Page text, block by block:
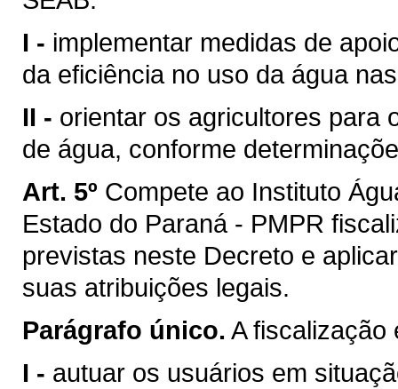
I - implementar medidas de
da eficiência no uso da água
II - orientar os agricultores para
de água, conforme
Art. 5º Compete ao Instituto
Estado do Paraná - PMPR
previstas neste Decreto e
suas atribuições legais.
Parágrafo único. A fiscalização
I - autuar os usuários em